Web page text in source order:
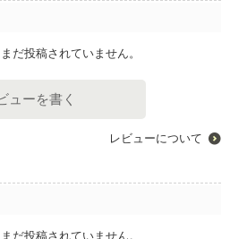
だ投稿されていません。
ューを書く
レビューについて
だ投稿されていません。